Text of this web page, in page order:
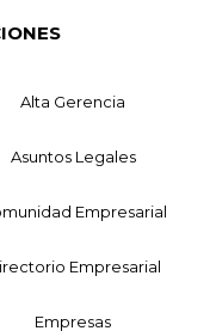
Alta Gerencia
Asuntos Legales
Empresarial
Empresarial
Empresas